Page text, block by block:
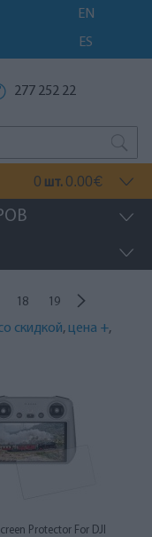
EN
ES
277 252 22
0 шт. 0.00€
18 19
скидкой, цена +,
Protector For DJI